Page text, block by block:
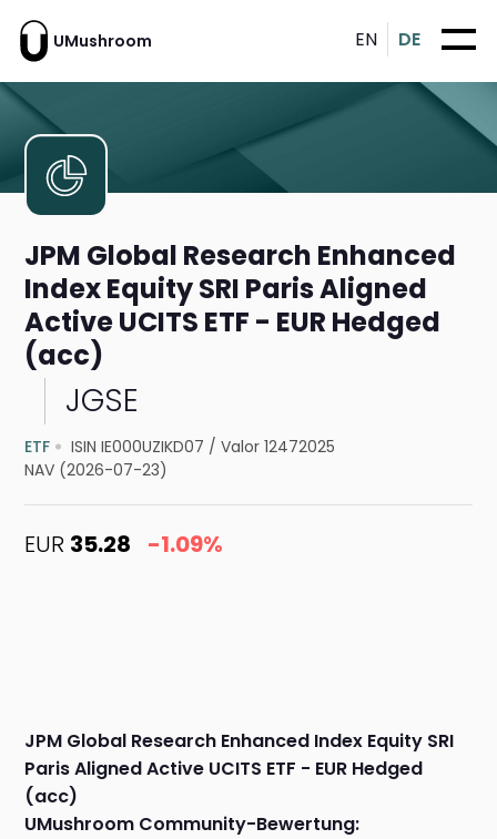
UMushroom EN DE
JPM Global Research Enhanced
Index Equity SRI Paris Aligned
Active UCITS ETF - EUR Hedged
(acc)
JGSE
ETF ISIN IE000UZIKD07 /Valor 12472025
NAV (2026-07-23)
EUR 35.28 -1.09%
JPM Global Research Enhanced Index Equity SRI
Paris Aligned Active UCITS ETF - EUR Hedged
(acc)
UMushroom Community-Bewertung: